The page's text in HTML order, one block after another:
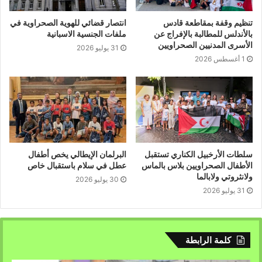
الحقوقيين المشاركين, منهم الناشطة الفرنسية كلود مونجان,
للمطالبة بتمكينها من حقها في زيارة زوجها نعمة أسفاري,
وإطلاق سراح جميع الصحراويين رهن الاعتقال التعسفي في
سجون الاحتلال المغربي.
ووفقا لجمعية أصدقاء الجمهورية العربية الصحراوية
الديمقراطية, يسير المشاركون منذ 30 مارس إلى شهر يونيو
من أجل لقاء أكبر عدد ممكن من النساء والرجال من ذوي النوايا
الحسنة للحديث عن الصحراويين ونضالهم من أجل الاستقلال
والحرية.
تنظيم وقفة بمقاطعة قادس
بالأندلس للمطالبة بالإفراج عن
الأسرى المدنيين الصحراويين
1 أغسطس 2026
انتصار قضائي للهوية الصحراوية في
ملفات الجنسية الاسبانية
31 يوليو 2026
سلطات الأرخبيل الكناري تستقبل
الأطفال الصحراويين بلاس بالماس
ولانثروتي ولابالما
31 يوليو 2026
البرلمان الإيطالي يخص أطفال
عطل في سلام باستقبال خاص
30 يوليو 2026
كلمة الرابطة